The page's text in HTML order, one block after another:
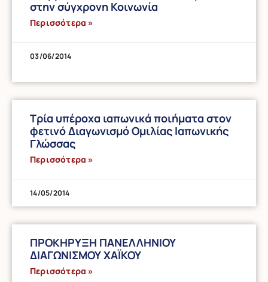
στην σύγχρονη Κοινωνία
Περισσότερα »
03/06/2014
Τρία υπέροχα ιαπωνικά ποιήματα στον
φετινό Διαγωνισμό Ομιλίας Ιαπωνικής
Γλώσσας
Περισσότερα »
14/05/2014
ΠΡΟΚΗΡΥΞΗ ΠΑΝΕΛΛΗΝΙΟΥ
ΔΙΑΓΩΝΙΣΜΟΥ ΧΑΪΚΟΥ
Περισσότερα »